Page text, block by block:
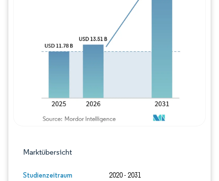
Marktübersicht
Studienzeitraum 2020 - 2031
Bild © Mordor Intelligence.